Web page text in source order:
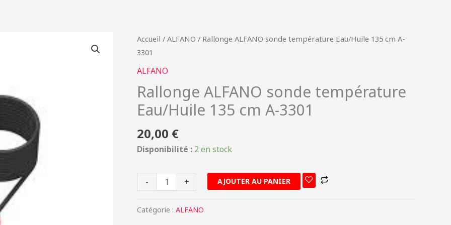
Accueil / ALFANO / Rallonge ALFANO sonde température Eau/Huile 135 cm A-
3301
ALFANO
Rallonge ALFANO sonde température
Eau/Huile 135 cm A-3301
20,00 €
Disponibilité : 2 en stock
-
quantité
de
Rallonge
sonde
température
135
cm
3301
+ AJOUTER AU PANIER
Catégorie : ALFANO